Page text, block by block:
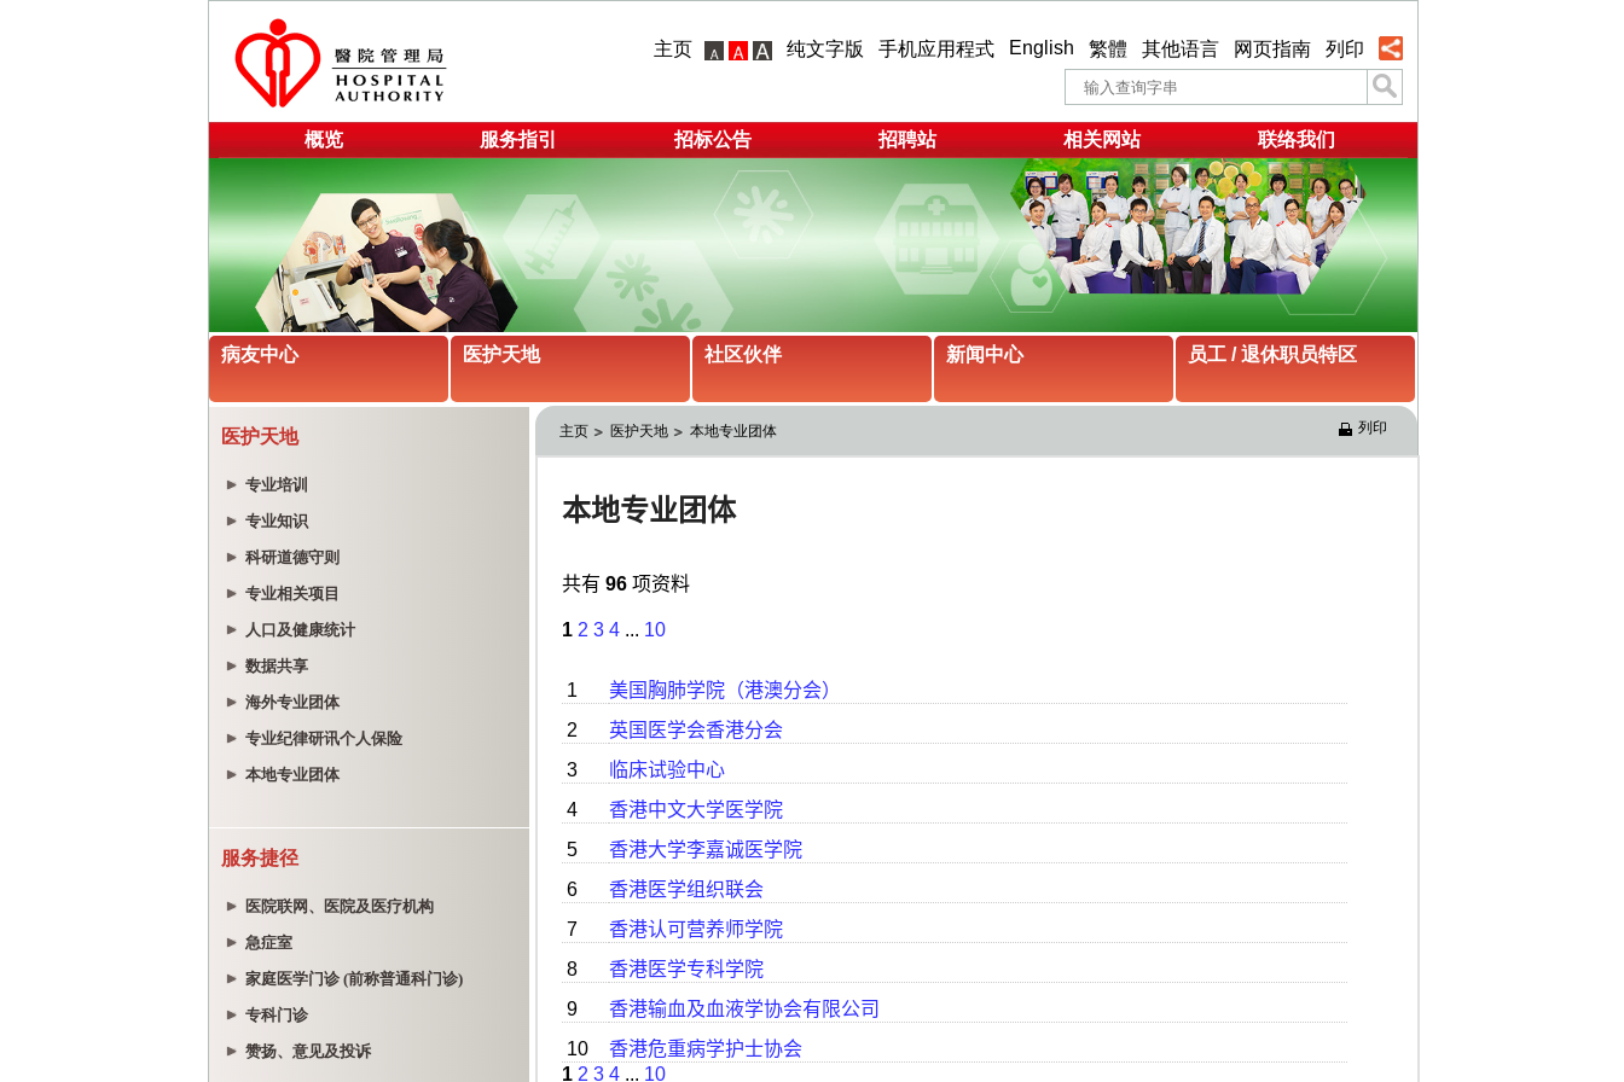
主页 纯文字版 手机应用程式 English 繁體 其他语言 网页指南 列印
概览 服务指引 招标公告 招聘站 相关网站 联络我们
病友中心 医护天地 社区伙伴 新闻中心 员工 / 退休职员特区
医护天地
专业培训
专业知识
科研道德守则
专业相关项目
人口及健康统计
数据共享
海外专业团体
专业纪律研讯个人保险
本地专业团体
服务捷径
医院联网、医院及医疗机构
急症室
家庭医学门诊 (前称普通科门诊)
专科门诊
赞扬、意见及投诉
主页 医护天地 本地专业团体 列印